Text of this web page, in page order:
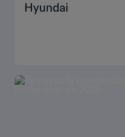
Hyundai